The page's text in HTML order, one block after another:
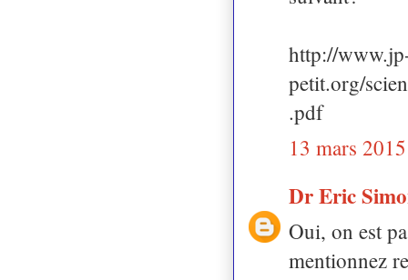
http://
petit.org/
.pdf
13 mars
Dr Eric
Oui, on est
mentionnez